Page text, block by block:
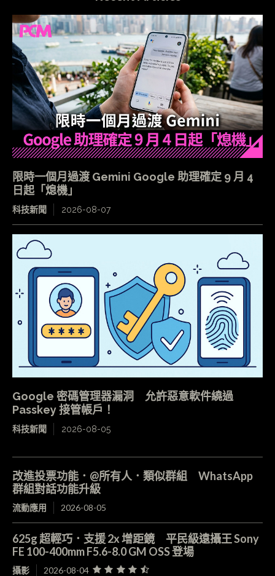
限時一個月過渡 Gemini Google 助理確定 9 月 4
日起「熄機」
科技新聞 2026-08-07
Google 密碼管理器漏洞 允許惡意軟件繞過
Passkey 接管帳戶！
科技新聞 2026-08-05
改進投票功能．@所有人．類似群組 WhatsApp
群組對話功能升級
流動應用 2026-08-05
625g 超輕巧．支援 2x 增距鏡 平民級遠攝王 Sony
FE 100-400mm F5.6-8.0 GM OSS 登場
攝影 2026-08-04